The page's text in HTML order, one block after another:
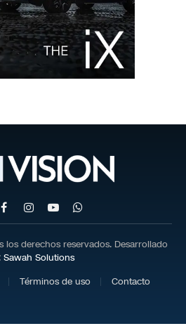
FacebookInstagram
YouTubeWhatsApp
derechos reservados. Desarrollado
Sawah Solutions
Términos de uso Contacto